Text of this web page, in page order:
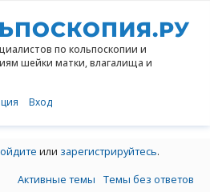
по кольпоскопии и
шейки матки, влагалища и
Вход
или зарегистрируйтесь.
Активные темы
Темы без ответов